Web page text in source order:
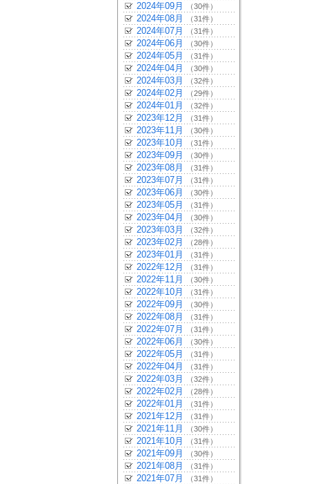
2024年09月 （30件）
2024年08月 （31件）
2024年07月 （31件）
2024年06月 （30件）
2024年05月 （31件）
2024年04月 （30件）
2024年03月 （32件）
2024年02月 （29件）
2024年01月 （32件）
2023年12月 （31件）
2023年11月 （30件）
2023年10月 （31件）
2023年09月 （30件）
2023年08月 （31件）
2023年07月 （31件）
2023年06月 （30件）
2023年05月 （31件）
2023年04月 （30件）
2023年03月 （32件）
2023年02月 （28件）
2023年01月 （31件）
2022年12月 （31件）
2022年11月 （30件）
2022年10月 （31件）
2022年09月 （30件）
2022年08月 （31件）
2022年07月 （31件）
2022年06月 （30件）
2022年05月 （31件）
2022年04月 （31件）
2022年03月 （32件）
2022年02月 （28件）
2022年01月 （31件）
2021年12月 （31件）
2021年11月 （30件）
2021年10月 （31件）
2021年09月 （30件）
2021年08月 （31件）
2021年07月 （31件）